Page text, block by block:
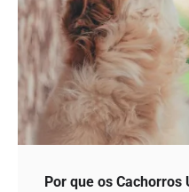
Por que os Cachorros